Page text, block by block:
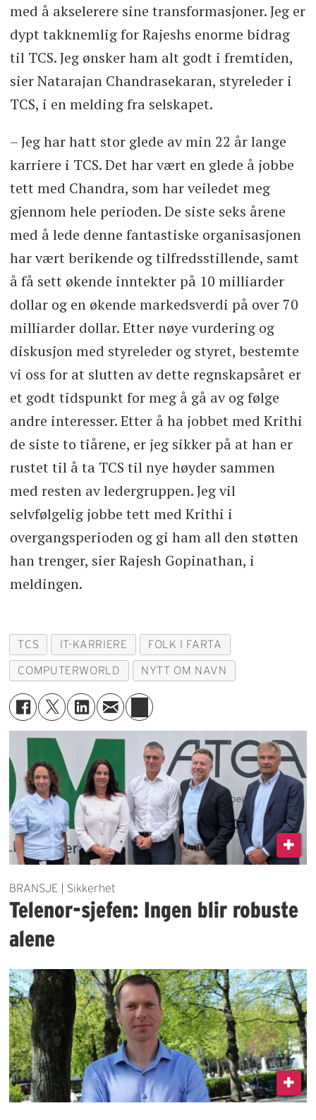
med å akselerere sine transformasjoner. Jeg er
dypt takknemlig for Rajeshs enorme bidrag
til TCS. Jeg ønsker ham alt godt i fremtiden,
sier Natarajan Chandrasekaran, styreleder i
TCS, i en melding fra selskapet.
– Jeg har hatt stor glede av min 22 år lange
karriere i TCS. Det har vært en glede å jobbe
tett med Chandra, som har veiledet meg
gjennom hele perioden. De siste seks årene
med å lede denne fantastiske organisasjonen
har vært berikende og tilfredsstillende, samt
å få sett økende inntekter på 10 milliarder
dollar og en økende markedsverdi på over 70
milliarder dollar. Etter nøye vurdering og
diskusjon med styreleder og styret, bestemte
vi oss for at slutten av dette regnskapsåret er
et godt tidspunkt for meg å gå av og følge
andre interesser. Etter å ha jobbet med Krithi
de siste to tiårene, er jeg sikker på at han er
rustet til å ta TCS til nye høyder sammen
med resten av ledergruppen. Jeg vil
selvfølgelig jobbe tett med Krithi i
overgangsperioden og gi ham all den støtten
han trenger, sier Rajesh Gopinathan, i
meldingen.
TCS IT-KARRIERE FOLK I FARTA
COMPUTERWORLD NYTT OM NAVN
BRANSJE | Sikkerhet
Telenor-sjefen: Ingen blir robuste
alene